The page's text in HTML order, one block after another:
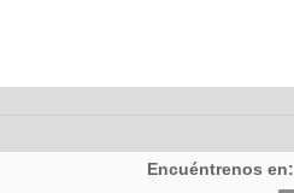
Encuéntrenos en: